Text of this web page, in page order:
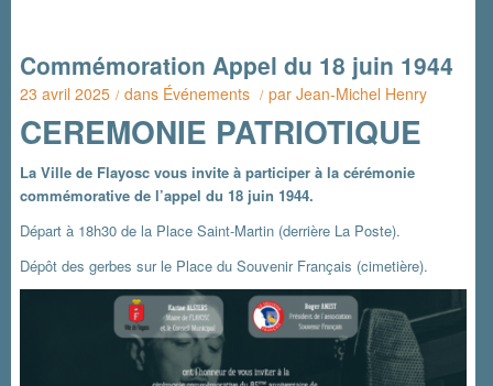
Commémoration Appel du 18 juin 1944
23 avril 2025 / dans Événements / parJean-Michel Henry
CEREMONIE PATRIOTIQUE
La Ville de Flayosc vous invite à participer à la cérémonie
commémorative de l’appel du 18 juin 1944.
Départ à 18h30 de la Place Saint-Martin (derrière La Poste).
Dépôt des gerbes sur le Place du Souvenir Français (cimetière).